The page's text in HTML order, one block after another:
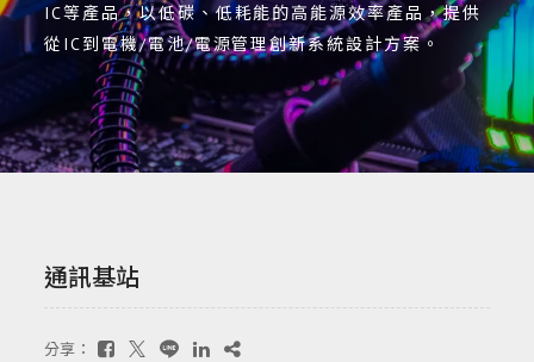
IC等產品，以低碳、低耗能的高能源效率產品，提供
從IC到電機/電池/電源管理創新系統設計方案。
通訊基站
分享：